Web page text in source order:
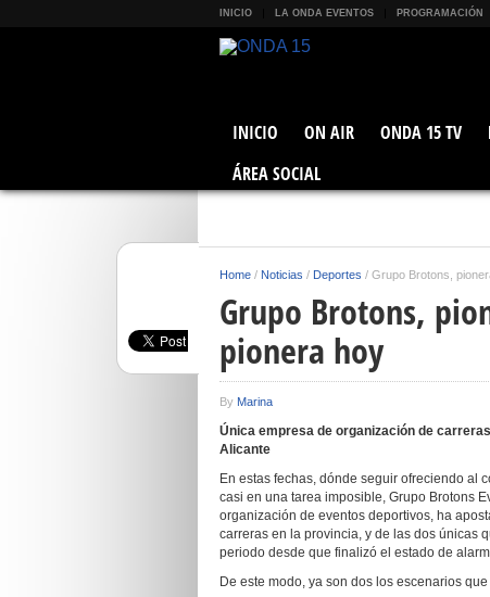
INICIO LA ONDA EVENTOS PROGRAMACIÓN
INICIO ON AIR ONDA 15 TV
ÁREA SOCIAL
Home / Noticias / Deportes / Grupo Brotons,
Grupo Brotons,
pionera hoy
By Marina
Única empresa de organización de
Alicante
En estas fechas, dónde seguir ofreciendo al
casi en una tarea imposible, Grupo Brotons
organización de eventos deportivos, ha
carreras en la provincia, y de las dos únicas
periodo desde que finalizó el estado de
De este modo, ya son dos los escenarios